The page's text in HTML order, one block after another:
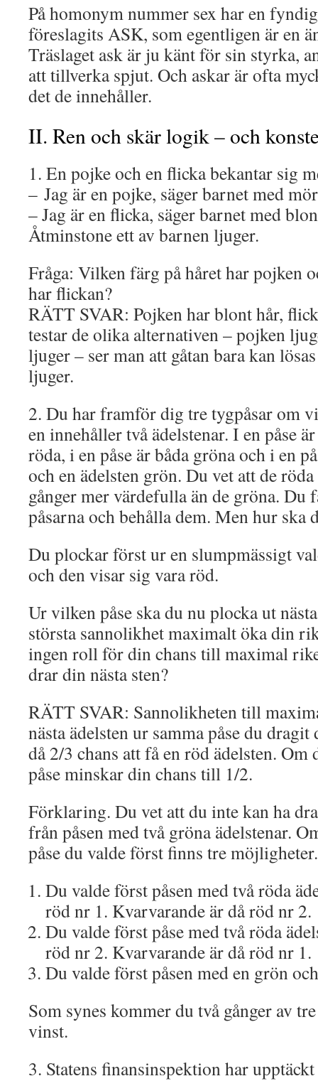
På homonym nummer sex har en
föreslagits ASK, som egentligen är en
Träslaget ask är ju känt för sin styrka,
att tillverka spjut. Och askar är ofta
det de innehåller.
II. Ren och skär logik – och
1. En pojke och en flicka bekantar sig
– Jag är en pojke, säger barnet med
– Jag är en flicka, säger barnet med
Åtminstone ett av barnen ljuger.
Fråga: Vilken färg på håret har pojken
har flickan?
RÄTT SVAR: Pojken har blont hår,
testar de olika alternativen – pojken
ljuger – ser man att gåtan bara kan
ljuger.
2. Du har framför dig tre tygpåsar om
en innehåller två ädelstenar. I en påse
röda, i en påse är båda gröna och i en
och en ädelsten grön. Du vet att de
gånger mer värdefulla än de gröna. Du
påsarna och behålla dem. Men hur ska
Du plockar först ur en slumpmässigt
och den visar sig vara röd.
Ur vilken påse ska du nu plocka ut
största sannolikhet maximalt öka din
ingen roll för din chans till maximal
drar din nästa sten?
RÄTT SVAR: Sannolikheten till
nästa ädelsten ur samma påse du
då 2/3 chans att få en röd ädelsten.
påse minskar din chans till 1/2.
Förklaring. Du vet att du inte kan ha
från påsen med två gröna ädelstenar.
påse du valde först finns tre möjligheter.
Du valde först påsen med två röda
röd nr 1. Kvarvarande är då röd nr 2.
Du valde först påse med två röda
röd nr 2. Kvarvarande är då röd nr 1.
Du valde först påsen med en grön
Som synes kommer du två gånger av
vinst.
3. Statens finansinspektion har